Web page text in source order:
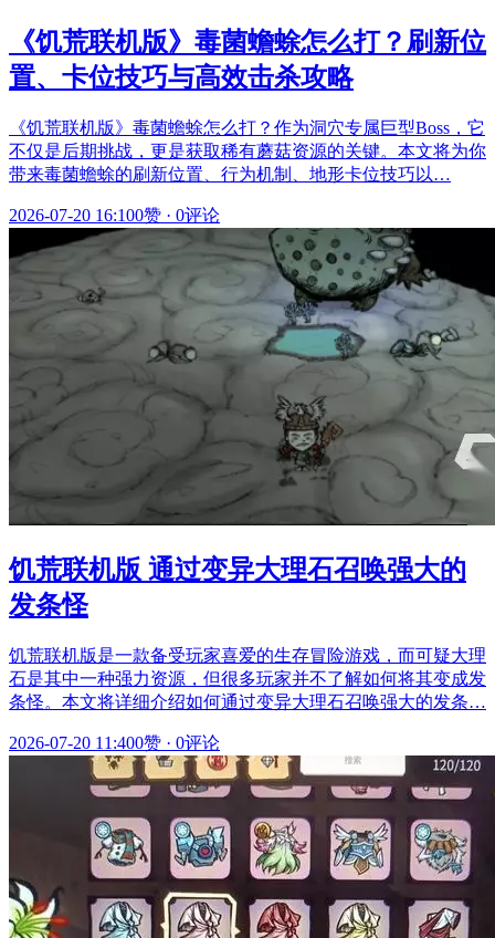
《饥荒联机版》毒菌蟾蜍怎么打？刷新位
置、卡位技巧与高效击杀攻略
《饥荒联机版》毒菌蟾蜍怎么打？作为洞穴专属巨型Boss，它
不仅是后期挑战，更是获取稀有蘑菇资源的关键。本文将为你
带来毒菌蟾蜍的刷新位置、行为机制、地形卡位技巧以…
2026-07-20 16:100赞 · 0评论
饥荒联机版 通过变异大理石召唤强大的
发条怪
饥荒联机版是一款备受玩家喜爱的生存冒险游戏，而可疑大理
石是其中一种强力资源，但很多玩家并不了解如何将其变成发
条怪。本文将详细介绍如何通过变异大理石召唤强大的发条…
2026-07-20 11:400赞 · 0评论